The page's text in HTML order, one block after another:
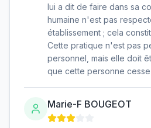
lui a dit de faire dans sa
humaine n'est pas
établissement ; cela
Cette pratique n'est pas
personnel, mais elle doit
que cette personne
Marie-F BOUGEOT